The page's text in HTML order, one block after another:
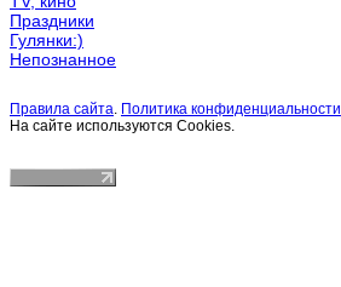
Праздники
Гулянки:)
Непознанное
Правила сайта. Политика конфиденциальности
На сайте используются Cookies.